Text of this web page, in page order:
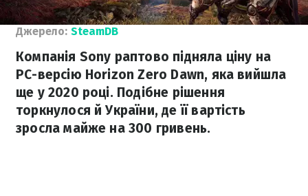
Джерело: SteamDB
Компанія Sony раптово підняла ціну на
PC-версію Horizon Zero Dawn, яка вийшла
ще у 2020 році. Подібне рішення
торкнулося й України, де її вартість
зросла майже на 300 гривень.